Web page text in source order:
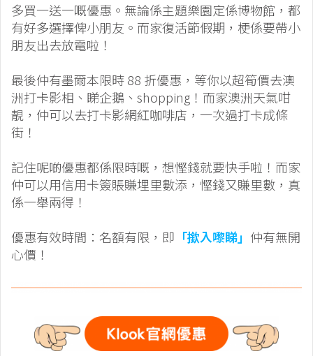
多買一送一嘅優惠。無論係主題樂園定係博物館，都
有好多選擇俾小朋友。而家復活節假期，梗係要帶小
朋友出去放電啦！
最後仲有墨爾本限時 88 折優惠，等你以超筍價去澳
洲打卡影相、睇企鵝、shopping！而家澳洲天氣咁
靚，仲可以去打卡影網紅咖啡店，一次過打卡成條
街！
記住呢啲優惠都係限時嘅，想慳錢就要快手啦！而家
仲可以用信用卡簽賬賺埋里數添，慳錢又賺里數，真
係一舉兩得！
優惠有效時間：名額有限，即 「撳入嚟睇」 仲有無開
心價！